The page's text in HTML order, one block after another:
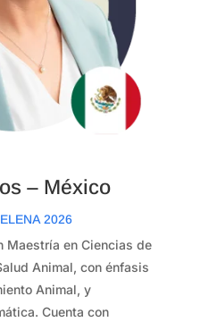
– México
2026
Maestría en Ciencias de
Animal, con énfasis
Animal, y
Cuenta con